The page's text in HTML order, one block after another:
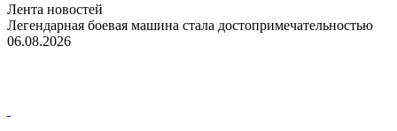
Лента новостей
Легендарная боевая машина стала достопримечательностью
06.08.2026